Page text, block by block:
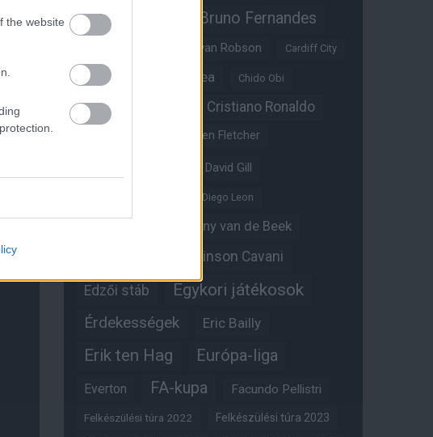
the website
Brandon Williams Bruno Fernandes
Bryan Robson Cardiff City
Casemiro Chelsea Chido Obi
Christian Eriksen Cristiano Ronaldo
Darren Fletcher
David Gill
Diego Leon
Donny van de Beek
Edinson Cavani
Edzői stáb Egykori játékosok
Érdekességek Eric Bailly
Erik ten Hag Európa-liga
Everton FA-kupa Facundo Pellistri
Felkészülési túra 2022 Felkészülési túra 2023